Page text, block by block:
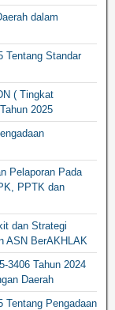
dalam
Tentang Standar
( Tingkat
2025
Pelaporan Pada
PPTK dan
dan Strategi
ASN BerAKHLAK
3406 Tahun 2024
Daerah
Tentang Pengadaan